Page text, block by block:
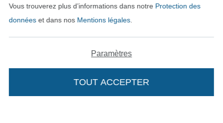
Payer avec
Vous trouverez plus d’informations dans notre Protection des
donnéeset dans nos Mentions légales.
Paramètres
TOUT ACCEPTER